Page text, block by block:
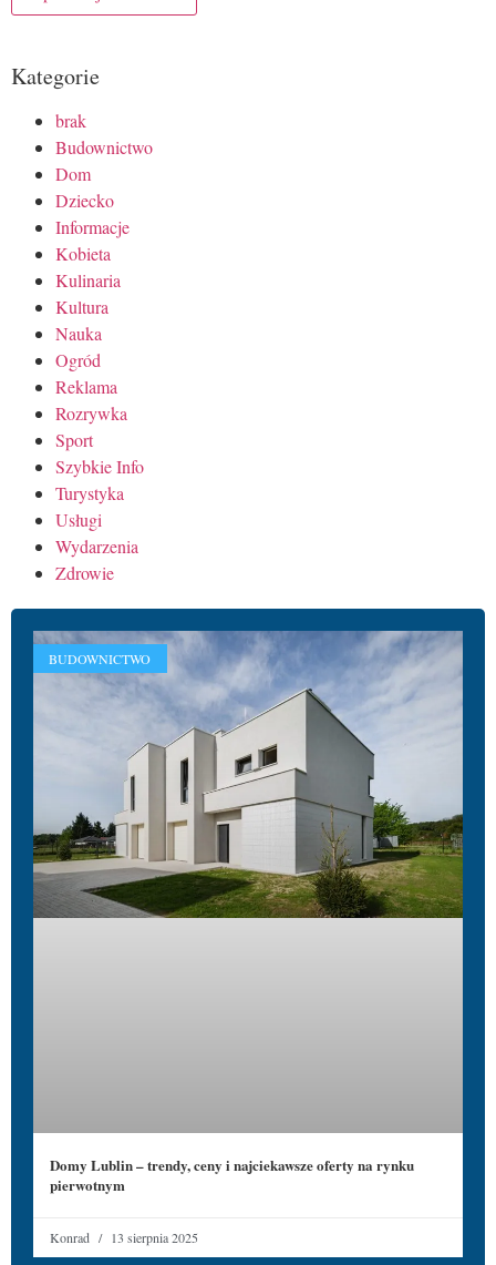
Kategorie
brak
Budownictwo
Dom
Dziecko
Informacje
Kobieta
Kulinaria
Kultura
Nauka
Ogród
Reklama
Rozrywka
Sport
Szybkie Info
Turystyka
Usługi
Wydarzenia
Zdrowie
BUDOWNICTWO
Domy Lublin – trendy, ceny i najciekawsze oferty na rynku
pierwotnym
Konrad 13 sierpnia 2025